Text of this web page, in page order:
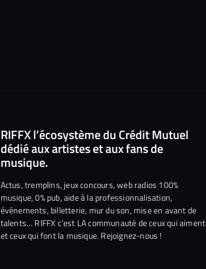
RIFFX l’écosystème du Crédit Mutuel
dédié aux artistes et aux fans de
musique.
Actus, tremplins, jeux concours, web radios 100%
musique, 0% pub, aide à la professionnalisation,
événements, billetterie, mur du son, mise en avant de
talents… RIFFX c’est LA communauté de ceux qui aiment
et ceux qui font la musique. Rejoignez-nous !